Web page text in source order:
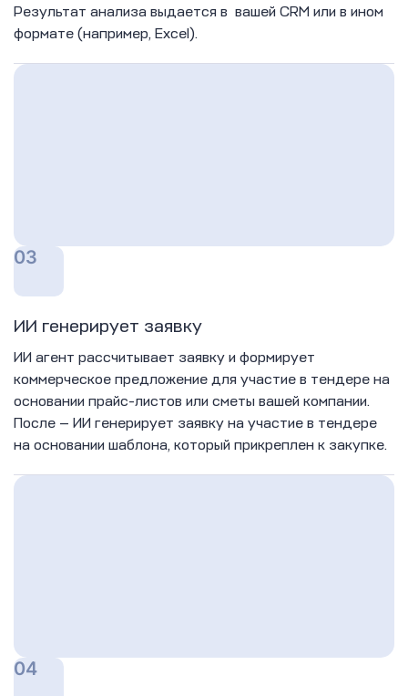
Результат анализа выдается в вашей CRM или в ином
формате (например, Excel).
03
ИИ генерирует заявку
ИИ агент рассчитывает заявку и формирует
коммерческое предложение для участие в тендере на
основании прайс-листов или сметы вашей компании.
После — ИИ генерирует заявку на участие в тендере
на основании шаблона, который прикреплен к закупке.
04